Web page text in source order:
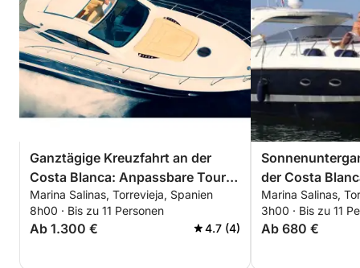
Ganztägige Kreuzfahrt an der
Costa Blanca: Anpassbare Tour
von Torrevieja nach La Manga
und Tabarca
Marina Salinas, Torrevieja, Spanien
8h00 · Bis zu 11 Personen
Ab 1.300 € 4.7 (4)
der Costa
Abendtour von
Manga und
Marina Salinas,
3h00 · Bis zu 11
Ab 680 €